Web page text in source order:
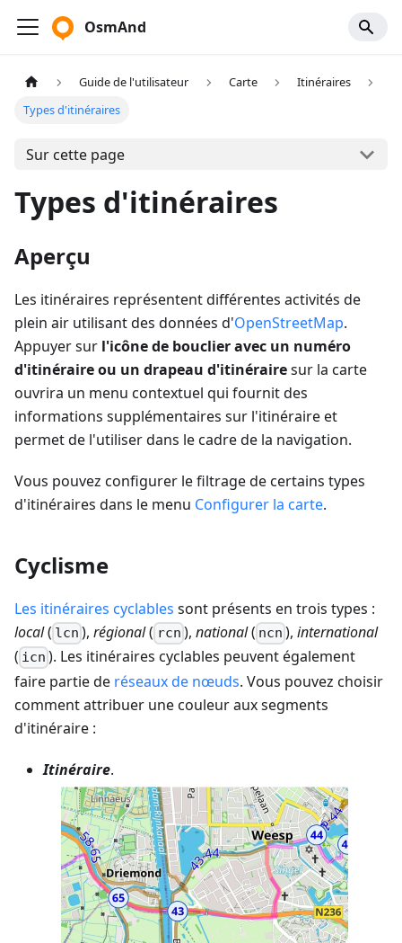
OsmAnd
Guide de l'utilisateur Carte
Itinéraires
Types d'itinéraires
Sur cette page
Types d'itinéraires
Aperçu
Les itinéraires représentent différentes activités de
plein air utilisant des données d'OpenStreetMap.
Appuyer sur l'icône de bouclier avec un numéro
d'itinéraire ou un drapeau d'itinérairesur la carte
ouvrira un menu contextuel qui fournit des
informations supplémentaires sur l'itinéraire et
permet de l'utiliser dans le cadre de la navigation.
Vous pouvez configurer le filtrage de certains types
d'itinéraires dans le menu Configurer la carte.
Cyclisme
Les itinéraires cyclables sont présents en trois types :
local( lcn ),régional( rcn ), national( ncn ),international
( icn ). Les itinéraires cyclables peuvent également
faire partie de réseaux de nœuds. Vous pouvez choisir
comment attribuer une couleur aux segments
d'itinéraire :
Itinéraire.